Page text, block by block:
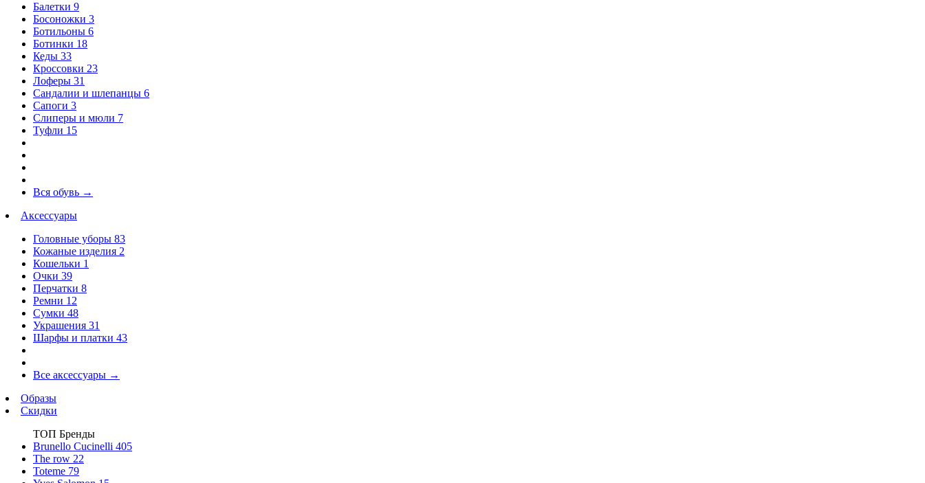
Балетки 9
Босоножки 3
Ботильоны 6
Ботинки 18
Кеды 33
Кроссовки 23
Лоферы 31
Сандалии и шлепанцы 6
Сапоги 3
Слиперы и мюли 7
Туфли 15
Вся обувь →
Аксессуары
Головные уборы 83
Кожаные изделия 2
Кошельки 1
Очки 39
Перчатки 8
Ремни 12
Сумки 48
Украшения 31
Шарфы и платки 43
Все аксессуары →
Образы
Скидки
ТОП Бренды
Brunello Cucinelli 405
The row 22
Toteme 79